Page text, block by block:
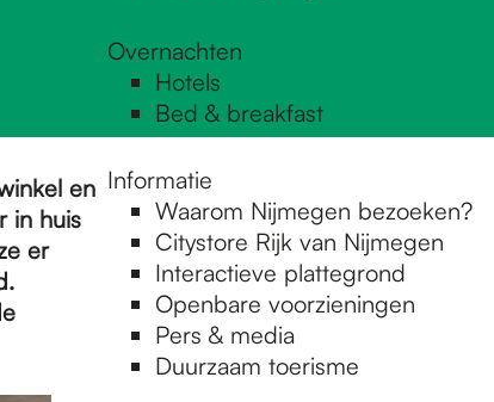
Overnachten
Hotels
Bed & breakfast
Informatie
Waarom Nijmegen bezoeken?
Citystore Rijk van Nijmegen
Interactieve plattegrond
Openbare voorzieningen
Pers & media
Duurzaam toerisme
en
in huis
er